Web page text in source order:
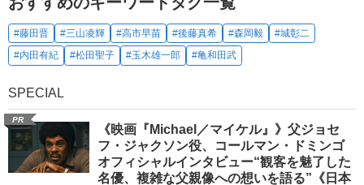
#藤田晋 #三山凌輝 #高市早苗 #後藤真希 #森岡毅
#城彰二
#内田有紀
#松田聖子 #玉木雄一郎 #亀和田武
SPECIAL
PR
《映画『Michael／マイケル』》父ジョセ
フ・ジャクソン役、コールマン・ドミンゴ
オフィシャルインタビュー“観客を魅了した
名優、複雑な父親像への想いを語る”《日本